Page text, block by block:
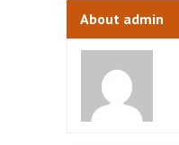
About admin